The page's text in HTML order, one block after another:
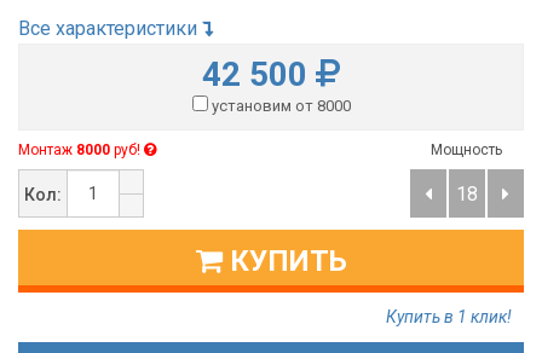
Все характеристики
42 500
установим от 8000
Монтаж 8000 руб!
Кол:
Мощность
18
КУПИТЬ
Купить в 1 клик!